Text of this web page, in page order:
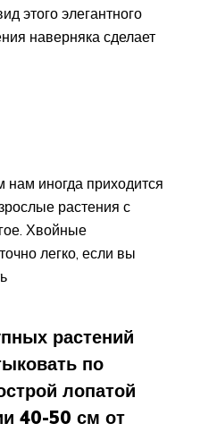
этого элегантного
наверняка сделает
иногда приходится
растения с
Хвойные
легко, если вы
растений
по
лопатой
40-50 см от